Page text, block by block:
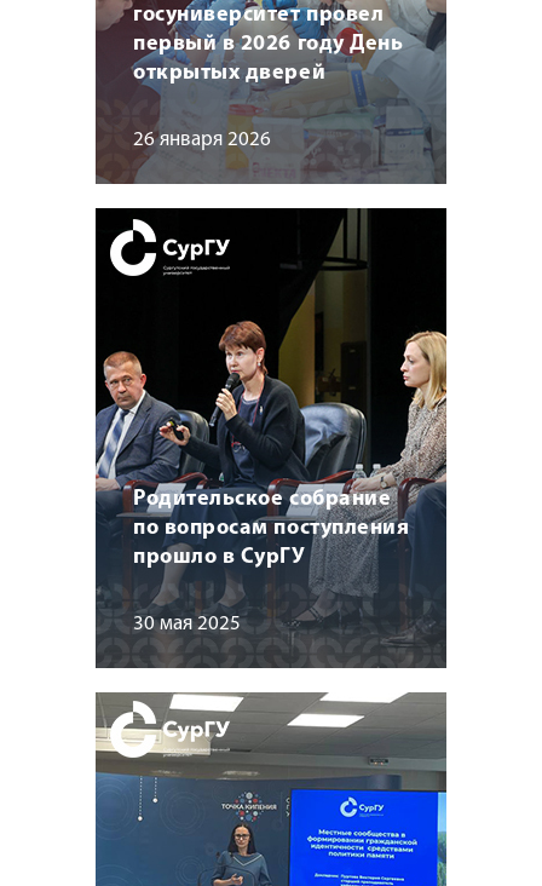
госуниверситет провел
первый в 2026 году День
открытых дверей
26 января 2026
Родительское собрание
по вопросам поступления
прошло в СурГУ
30 мая 2025